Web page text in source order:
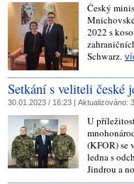
Český
2022 s
Schwarz.
Setkání s veliteli české
30.01.2023 / 16:23 | Aktualizováno:
U
(KFOR) se
ledna s
Jindrou a